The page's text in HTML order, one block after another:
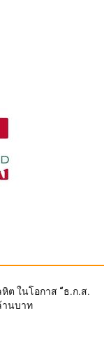
ต ในโอกาส “ธ.ก.ส.
านบาท